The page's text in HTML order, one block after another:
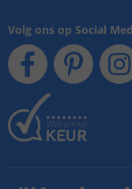
Volg ons op Social